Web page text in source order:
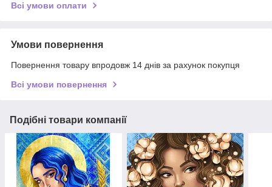
Всі умови оплати
Умови повернення
Повернення товару впродовж 14 днів за рахунок покупця
Всі умови повернення
Подібні товари компанії